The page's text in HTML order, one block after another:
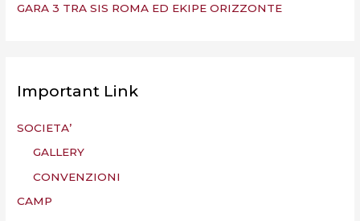
GARA 3 TRA SIS ROMA ED EKIPE ORIZZONTE
Important Link
SOCIETA’
GALLERY
CONVENZIONI
CAMP